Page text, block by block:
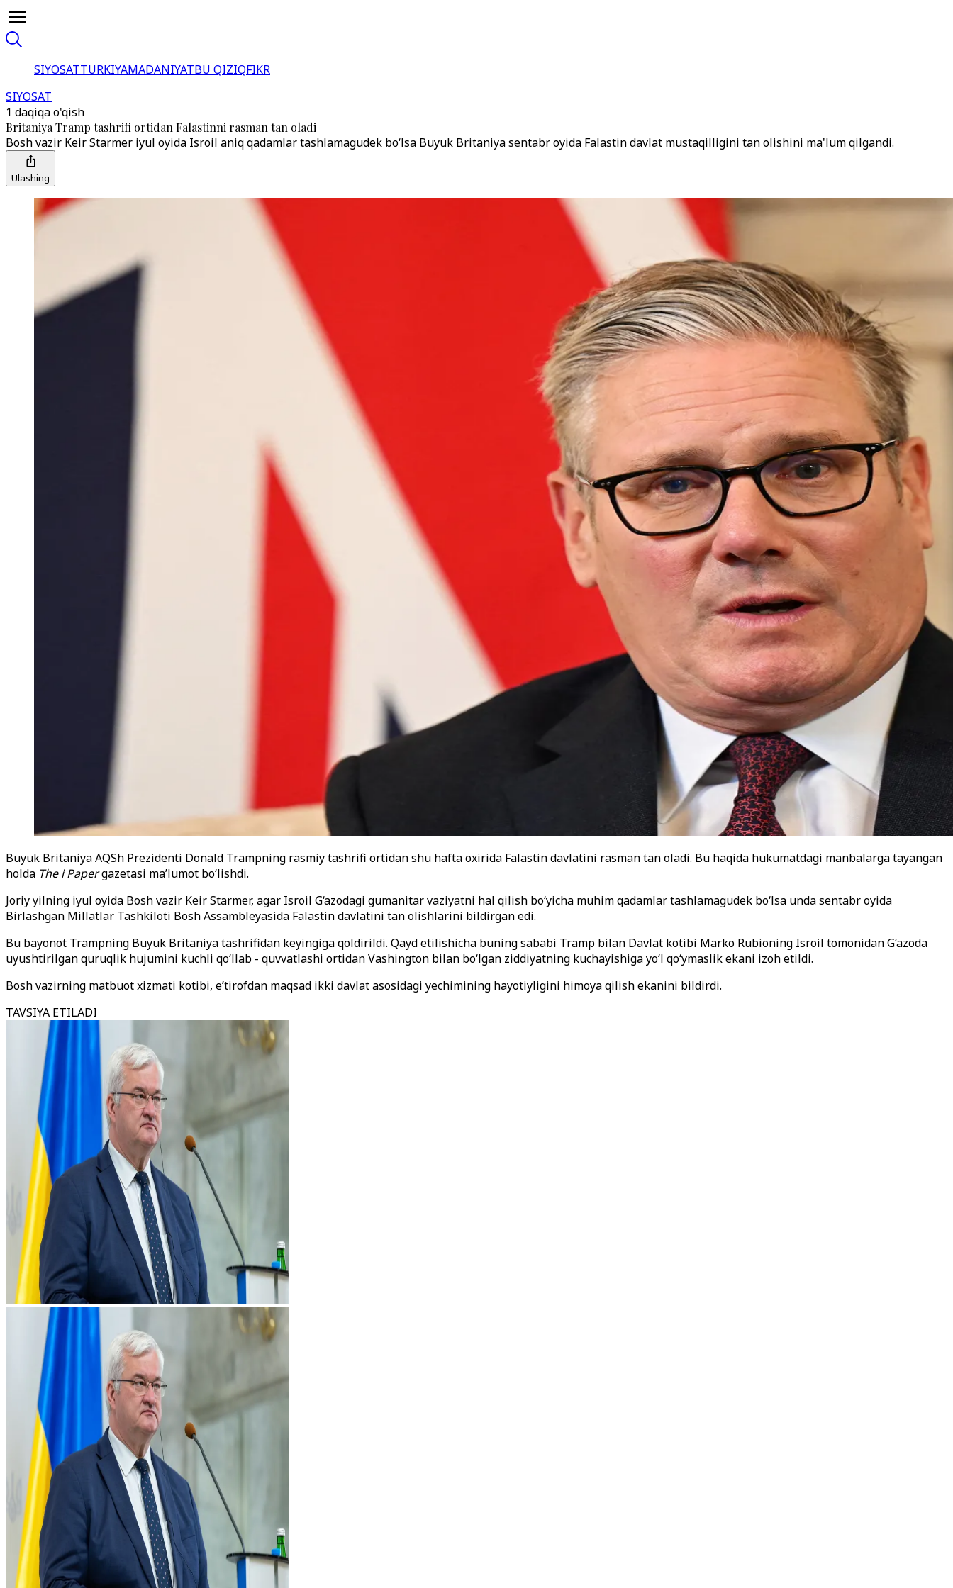
SIYOSATTURKIYAMADANIYATBU QIZIQFIKR
SIYOSAT
1 daqiqa o'qish
Britaniya Tramp tashrifi ortidan Falastinni rasman tan oladi
Bosh vazir Keir Starmer iyul oyida Isroil aniq qadamlar tashlamagudek bo‘lsa Buyuk Britaniya sentabr oyida Falastin davlat mustaqilligini tan olishini ma'lum qilgandi.
Ulashing
Buyuk Britaniya AQSh Prezidenti Donald Trampning rasmiy tashrifi ortidan shu hafta oxirida Falastin davlatini rasman tan oladi. Bu haqida hukumatdagi manbalarga tayangan
holda The i Papergazetasi ma’lumot bo‘lishdi.
Joriy yilning iyul oyida Bosh vazir Keir Starmer, agar Isroil G‘azodagi gumanitar vaziyatni hal qilish bo‘yicha muhim qadamlar tashlamagudek bo‘lsa unda sentabr oyida
Birlashgan Millatlar Tashkiloti Bosh Assambleyasida Falastin davlatini tan olishlarini bildirgan edi.
Bu bayonot Trampning Buyuk Britaniya tashrifidan keyingiga qoldirildi. Qayd etilishicha buning sababi Tramp bilan Davlat kotibi Marko Rubioning Isroil tomonidan G‘azoda
uyushtirilgan quruqlik hujumini kuchli qoʻllab - quvvatlashi ortidan Vashington bilan bo‘lgan ziddiyatning kuchayishiga yo‘l qo‘ymaslik ekani izoh etildi.
Bosh vazirning matbuot xizmati kotibi, e’tirofdan maqsad ikki davlat asosidagi yechimining hayotiyligini himoya qilish ekanini bildirdi.
TAVSIYA ETILADI